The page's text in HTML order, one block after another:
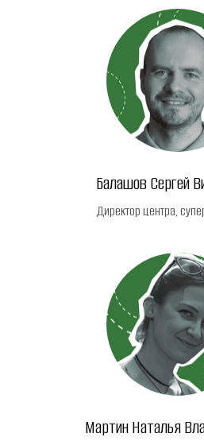
Балашов Сергей
Директор центра,
Мартин Наталья